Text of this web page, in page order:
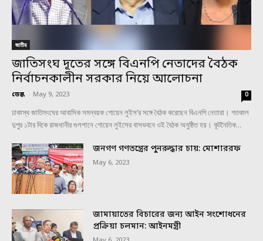
জাতীয়
জাতিসংঘ দূতের সঙ্গে বিএনপি নেতাদের বৈঠক
নির্বাচনকালীন সরকার নিয়ে আলোচনা
ডেস্ক - May 9, 2023 0
ঢাকাস্থ জাতিসংঘের আবাসিক সমন্বয়ক গোয়েন লুইস’র সঙ্গে বৈঠক করেছেন বিএনপি নেতারা। গতকাল
দুপুর ১টার দিকে রাজধানীর গুলশানে গোয়েন লুইসের বাসভবনে ওই বৈঠক অনুষ্ঠিত হয়। কূটনৈতিক...
জনগণ গণতন্ত্রের পুনরুদ্ধার চায়: মোশাররফ
May 6, 2023
জামায়াতের বিচারের জন্য আইন সংশোধনের
প্রক্রিয়া চলমান: আইনমন্ত্রী